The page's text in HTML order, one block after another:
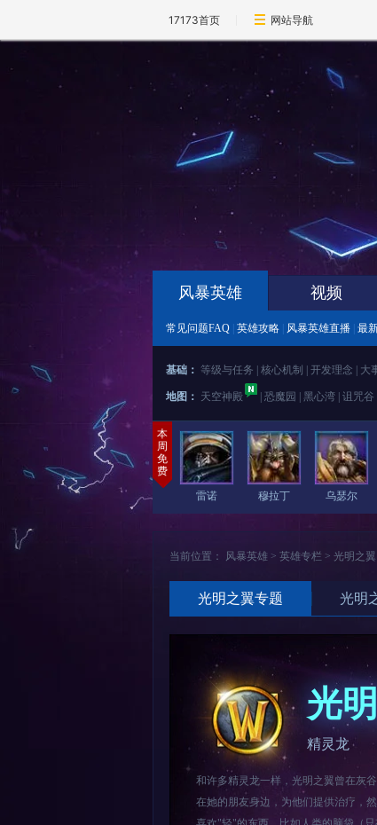
17173首页 网站导航
风暴英雄 视频
常见问题FAQ 英雄攻略 风暴英雄直播 最
基础： 等级与任务 核心机制 开发理念 大
地图： 天空神殿 恐魔园 黑心湾 诅咒谷
本
周
免
费
雷诺 穆拉丁 乌瑟尔
当前位置： 风暴英雄 > 英雄专栏 > 光明之翼
光明之翼专题 光明
光
精灵龙
和许多精灵龙一样，光明之翼曾在灰
在她的朋友身边，为他们提供治疗，